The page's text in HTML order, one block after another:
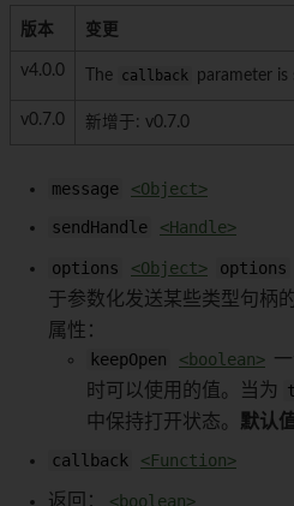
版本 变更
v4.0.0 The callback parameter
v0.7.0 新增于: v0.7.0
message
<Object>
sendHandle
<Handle>
options <Object> options
于参数化发送某些类型句柄
属性：
keepOpen
<boolean>
时可以使用的值。当为
中保持打开状态。 默认值
callback
<Function>
返回： <boolean>